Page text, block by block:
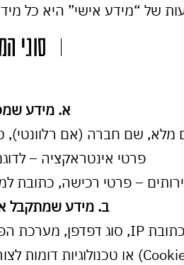
של “מידע אישי” היא כל
סוגי
א. מידע
מלא, שם חברה (אם רלוונטי),
פרטי אינטראקציה –
– פרטי רכישה, כתובת
ב. מידע שמתקבל
כתובת IP, סוג דפדפן, מערכת הפעלה, דפים שביקרתם בהם, זמן ביקור וכו’.